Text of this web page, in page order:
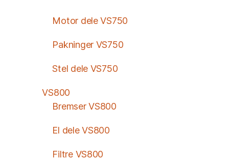
Motor dele VS750
Pakninger VS750
Stel dele VS750
VS800
Bremser VS800
El dele VS800
Filtre VS800